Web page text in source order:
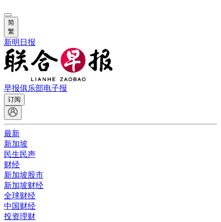
简
繁
新明日报
早报俱乐部电子报
订阅
最新
新加坡
民生民声
财经
新加坡股市
新加坡财经
全球财经
中国财经
投资理财